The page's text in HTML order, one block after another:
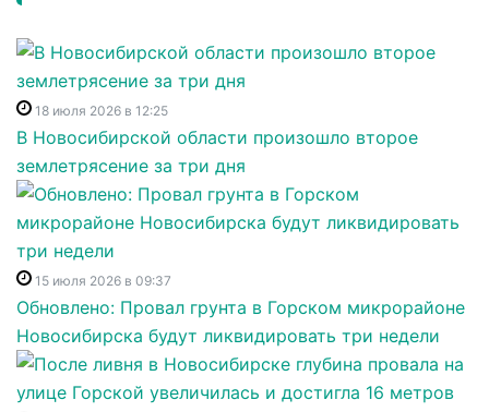
18 июля 2026 в 12:25
В Новосибирской области произошло второе
землетрясение за три дня
15 июля 2026 в 09:37
Обновлено: Провал грунта в Горском микрорайоне
Новосибирска будут ликвидировать три недели